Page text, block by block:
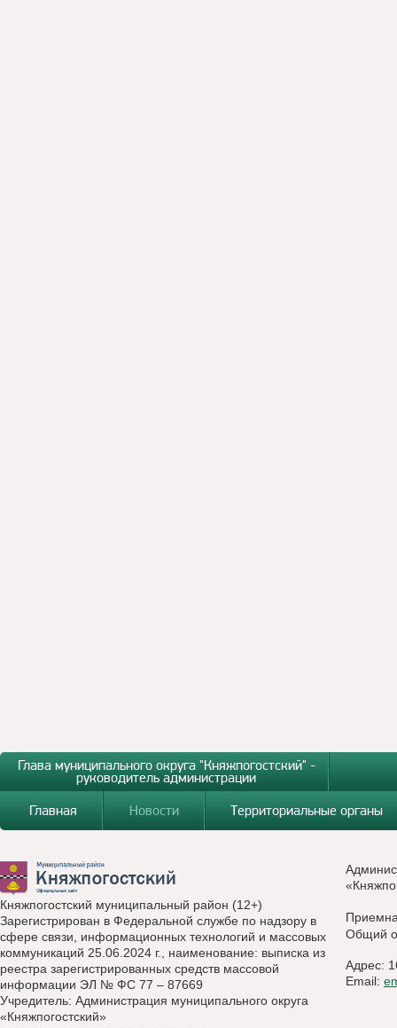
Глава муниципального округа "Княжпогостский" -
руководитель администрации
Главная
Новости Территориальные органы
Княжпогостский муниципальный район (12+)
Зарегистрирован в Федеральной службе по надзору в
сфере связи, информационных технологий и массовых
коммуникаций 25.06.2024 г., наименование: выписка из
реестра зарегистрированных средств массовой
информации ЭЛ № ФС 77 – 87669
Учредитель: Администрация муниципального округа
«Княжпогостский»
Общий
Адрес:
Email: